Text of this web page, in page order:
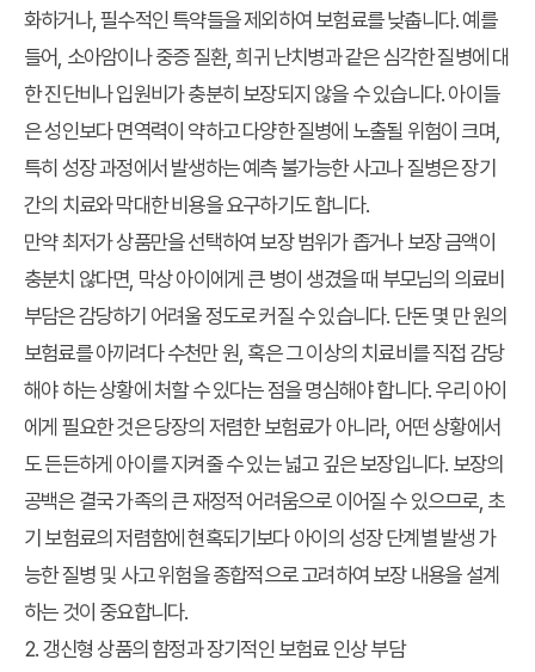
화하거나, 필수적인 특약들을 제외하여 보험료를 낮춥니다. 예를
들어, 소아암이나 중증 질환, 희귀 난치병과 같은 심각한 질병에 대
한 진단비나 입원비가 충분히 보장되지 않을 수 있습니다. 아이들
은 성인보다 면역력이 약하고 다양한 질병에 노출될 위험이 크며,
특히 성장 과정에서 발생하는 예측 불가능한 사고나 질병은 장기
간의 치료와 막대한 비용을 요구하기도 합니다.
만약 최저가 상품만을 선택하여 보장 범위가 좁거나 보장 금액이
충분치 않다면, 막상 아이에게 큰 병이 생겼을 때 부모님의 의료비
부담은 감당하기 어려울 정도로 커질 수 있습니다. 단돈 몇 만 원의
보험료를 아끼려다 수천만 원, 혹은 그 이상의 치료비를 직접 감당
해야 하는 상황에 처할 수 있다는 점을 명심해야 합니다. 우리 아이
에게 필요한 것은 당장의 저렴한 보험료가 아니라, 어떤 상황에서
도 든든하게 아이를 지켜줄 수 있는 넓고 깊은 보장입니다. 보장의
공백은 결국 가족의 큰 재정적 어려움으로 이어질 수 있으므로, 초
기 보험료의 저렴함에 현혹되기보다 아이의 성장 단계별 발생 가
능한 질병 및 사고 위험을 종합적으로 고려하여 보장 내용을 설계
하는 것이 중요합니다.
2. 갱신형 상품의 함정과 장기적인 보험료 인상 부담